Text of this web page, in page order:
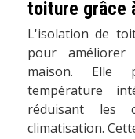
toiture grâce
L'isolation de
pour améliorer
maison. Elle
température
réduisant les
climatisation.